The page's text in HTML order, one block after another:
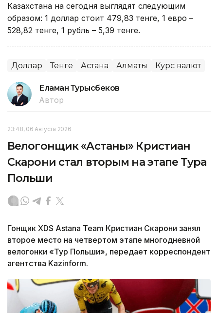
Казахстана на сегодня выглядят следующим
образом: 1 доллар стоит 479,83 тенге, 1 евро –
528,82 тенге, 1 рубль – 5,39 тенге.
Доллар Тенге Астана Алматы Курс валют
Еламан Турысбеков
Автор
23:48, 06 Августа 2026
Велогонщик «Астаны» Кристиан
Скарони стал вторым на этапе Тура
Польши
Гонщик XDS Astana Team Кристиан Скарони занял
второе место на четвертом этапе многодневной
велогонки «Тур Польши», передает корреспондент
агентства Kazinform.